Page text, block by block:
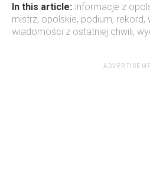
In this article: informacje z
mistrz, opolskie, podium, rekord,
wiadomości z ostatniej chwili,